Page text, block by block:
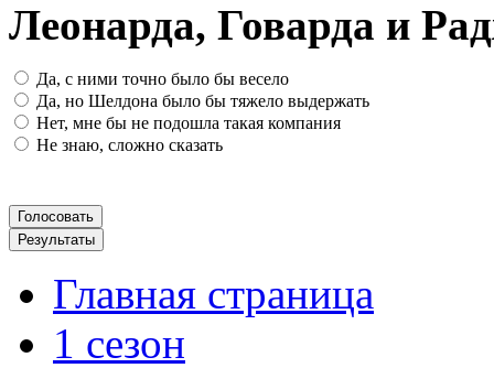
Леонарда, Говарда и
Да, с ними точно было бы весело
Да, но Шелдона было бы тяжело выдержать
Нет, мне бы не подошла такая компания
Не знаю, сложно сказать
Главная страница
1 сезон